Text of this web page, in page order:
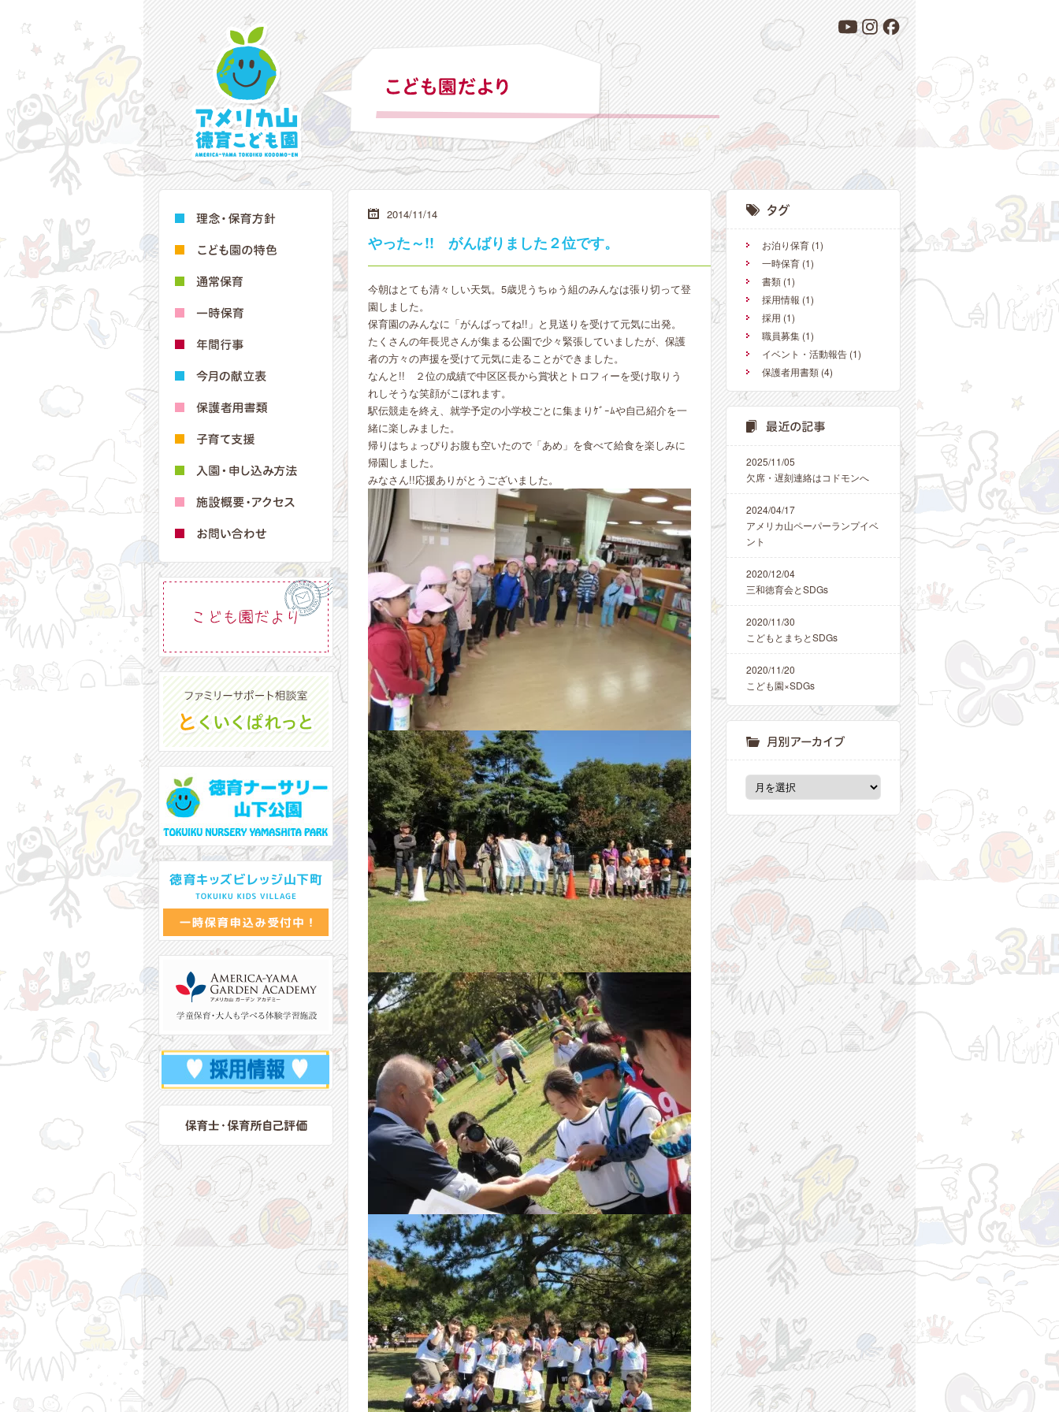
2014/11/14
やった～!! がんばりました２位です。
今朝はとても清々しい天気。5歳児うちゅう組のみんなは張り切って登
園しました。
保育園のみんなに「がんばってね!!」と見送りを受けて元気に出発。
たくさんの年長児さんが集まる公園で少々緊張していましたが、保護
者の方々の声援を受けて元気に走ることができました。
なんと!! ２位の成績で中区区長から賞状とトロフィーを受け取りう
れしそうな笑顔がこぼれます。
駅伝競走を終え、就学予定の小学校ごとに集まりｹﾞｰﾑや自己紹介を一
緒に楽しみました。
帰りはちょっぴりお腹も空いたので「あめ」を食べて給食を楽しみに
帰園しました。
みなさん!!応援ありがとうございました。
お泊り保育 (1)
一時保育 (1)
書類 (1)
採用情報 (1)
採用 (1)
職員募集 (1)
イベント・活動報告 (1)
保護者用書類 (4)
2025/11/05
欠席・遅刻連絡はコドモンへ
2024/04/17
アメリカ山ペーパーランプイベ
ント
2020/12/04
三和徳育会とSDGs
2020/11/30
こどもとまちとSDGs
2020/11/20
こども園×SDGs